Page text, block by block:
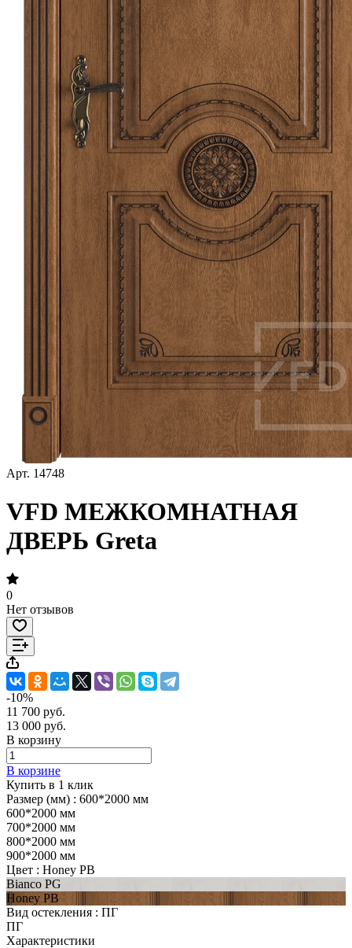
Арт. 14748
VFD МЕЖКОМНАТНАЯ
ДВЕРЬ Greta
0
Нет отзывов
-10%
11 700 руб.
13 000 руб.
В корзину
В корзине
Купить в 1 клик
Размер (мм) : 600*2000 мм
600*2000 мм
700*2000 мм
800*2000 мм
900*2000 мм
Цвет : Honey PB
Bianco PG
Honey PB
Вид остекления : ПГ
ПГ
Характеристики